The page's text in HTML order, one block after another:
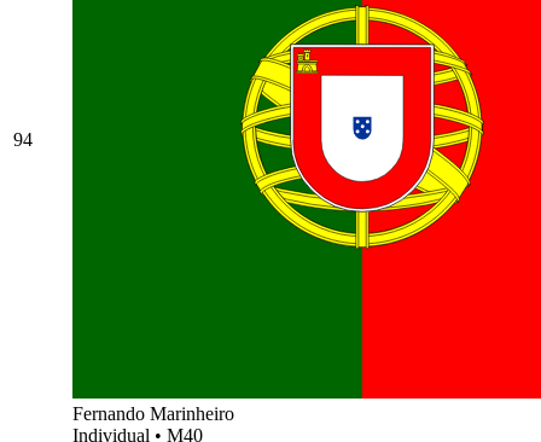
94
Fernando Marinheiro
Individual • M40